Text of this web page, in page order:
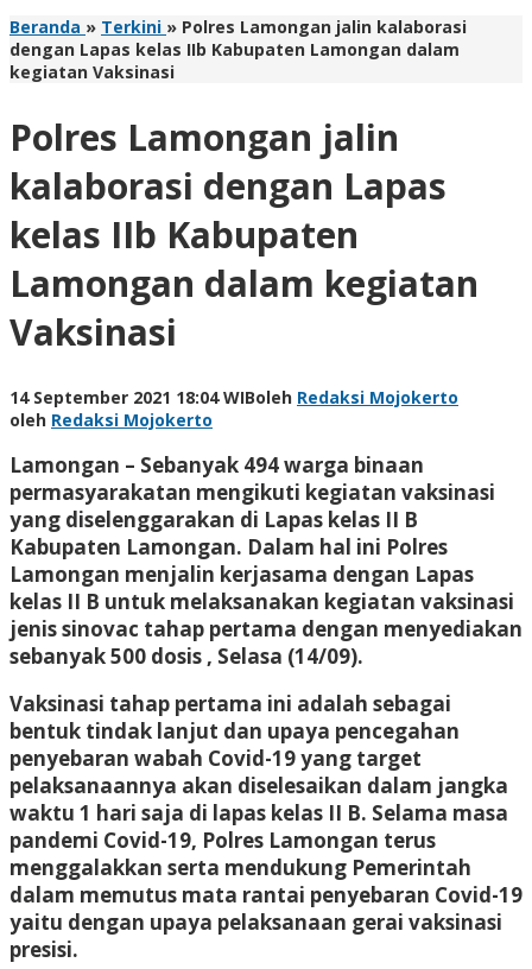
Beranda » Terkini » Polres Lamongan jalin kalaborasi
dengan Lapas kelas IIb Kabupaten Lamongan dalam
kegiatan Vaksinasi
Polres Lamongan jalin
kalaborasi dengan Lapas
kelas IIb Kabupaten
Lamongan dalam kegiatan
Vaksinasi
14 September 2021 18:04 WIBoleh Redaksi Mojokerto
oleh Redaksi Mojokerto
Lamongan – Sebanyak 494 warga binaan
permasyarakatan mengikuti kegiatan vaksinasi
yang diselenggarakan di Lapas kelas II B
Kabupaten Lamongan. Dalam hal ini Polres
Lamongan menjalin kerjasama dengan Lapas
kelas II B untuk melaksanakan kegiatan vaksinasi
jenis sinovac tahap pertama dengan menyediakan
sebanyak 500 dosis , Selasa (14/09).
Vaksinasi tahap pertama ini adalah sebagai
bentuk tindak lanjut dan upaya pencegahan
penyebaran wabah Covid-19 yang target
pelaksanaannya akan diselesaikan dalam jangka
waktu 1 hari saja di lapas kelas II B. Selama masa
pandemi Covid-19, Polres Lamongan terus
menggalakkan serta mendukung Pemerintah
dalam memutus mata rantai penyebaran Covid-19
yaitu dengan upaya pelaksanaan gerai vaksinasi
presisi.